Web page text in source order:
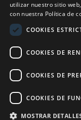
CONTACTO
Tel 0034 93 713
Acceso
utilizar nuestro sitio
con nuestra Política de
COOKIES
COOKIES DE
COOKIES DE
COOKIES DE
MOSTRAR